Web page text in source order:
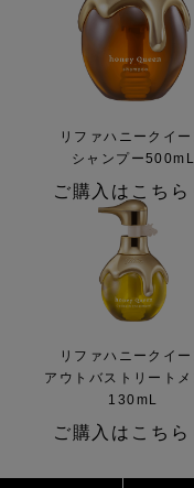
リファハニークイー
シャンプー500mL
ご購入はこちら
リファハニークイー
アウトバストリートメ
130mL
ご購入はこちら